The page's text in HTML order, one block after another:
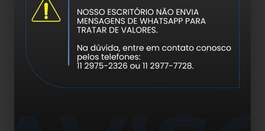
cuidados para que possa ser um
ambiente gostoso, agradável com
pessoas queridas. Bem ou mal,
passamos mais tempo em nosso
trabalho do que com nossa família,
por isso, é importante priorizar o